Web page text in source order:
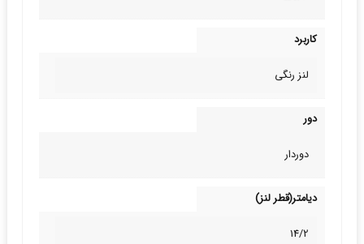
کاربرد
لنز رنگی
دور
دوردار
دیامتر(قطر لنز)
14/2